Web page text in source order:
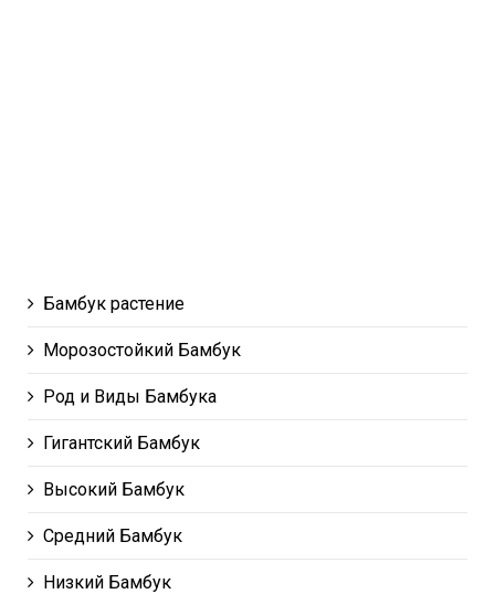
Бамбук растение
Морозостойкий Бамбук
Род и Виды Бамбука
Гигантский Бамбук
Высокий Бамбук
Средний Бамбук
Низкий Бамбук